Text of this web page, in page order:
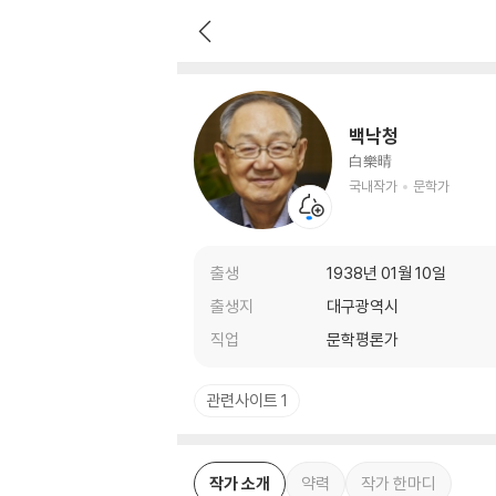
백낙청
白樂晴
국내작가
문학가
출생
1938년 01월 10일
출생지
대구광역시
직업
문학평론가
관련사이트 1
작가 소개 약력 작가 한마디